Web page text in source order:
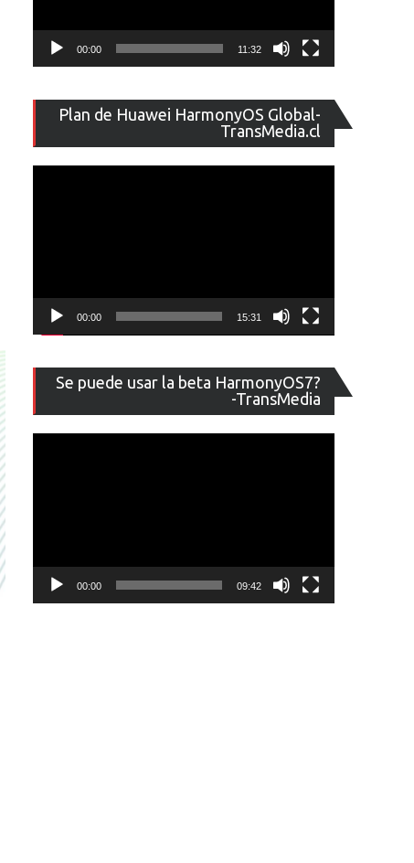
00:00 11:32
Plan de Huawei HarmonyOS Global-
TransMedia.cl
de
vídeo
00:00 15:31
Se puede usar la beta HarmonyOS7?
-TransMedia
de
vídeo
00:00 09:42